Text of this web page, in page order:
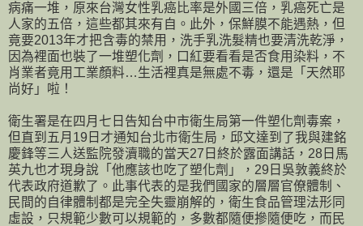
病痛一堆，原來台灣女性乳癌比率是外國三倍，乳癌死亡是
人家的五倍，這些都其來有自。此外，保鮮膜不能遇熱，但
竟要2013年才把含毒的禁用，洗手乳洗髮精也要清洗乾淨，
因為裡面也裝了一堆塑化劑，口紅要看看是否食用染料，不
肖業者竟用工業顏料…生活裡真是無處不毒，還是「天然耶
尚好」啦！
衛生署是在四月七日告知台中市衛生局第一件塑化劑毒案，
但直到五月19日才通知台北市衛生局，邱文達到了我與建銘
慶鋒等三人送監院發瀆職的當天27日終於露面講話，28日馬
英九也才現身說「他應該也吃了塑化劑」，29日吳敦義終於
代表政府道歉了。此事代表的是我們國家的層層官僚體制、
民間的自律體制都是完全失靈崩解的，衛生食品管理法形同
虛設，只規範少數可以規範的，多數都隨便摻隨便吃，而民